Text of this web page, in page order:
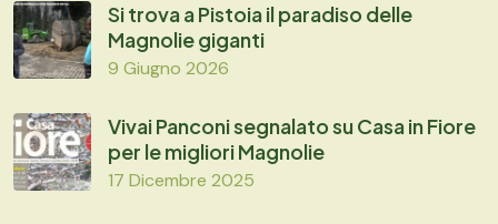
Si trova a Pistoia il paradiso delle
Magnolie giganti
9 Giugno 2026
Vivai Panconi segnalato su Casa in Fiore
per le migliori Magnolie
17 Dicembre 2025